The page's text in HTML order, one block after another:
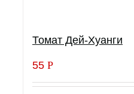
Томат Дей-Хуанги
55 Р